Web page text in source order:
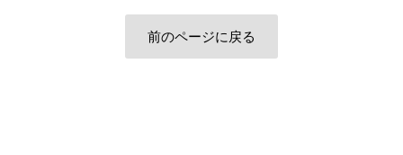
前のページに戻る